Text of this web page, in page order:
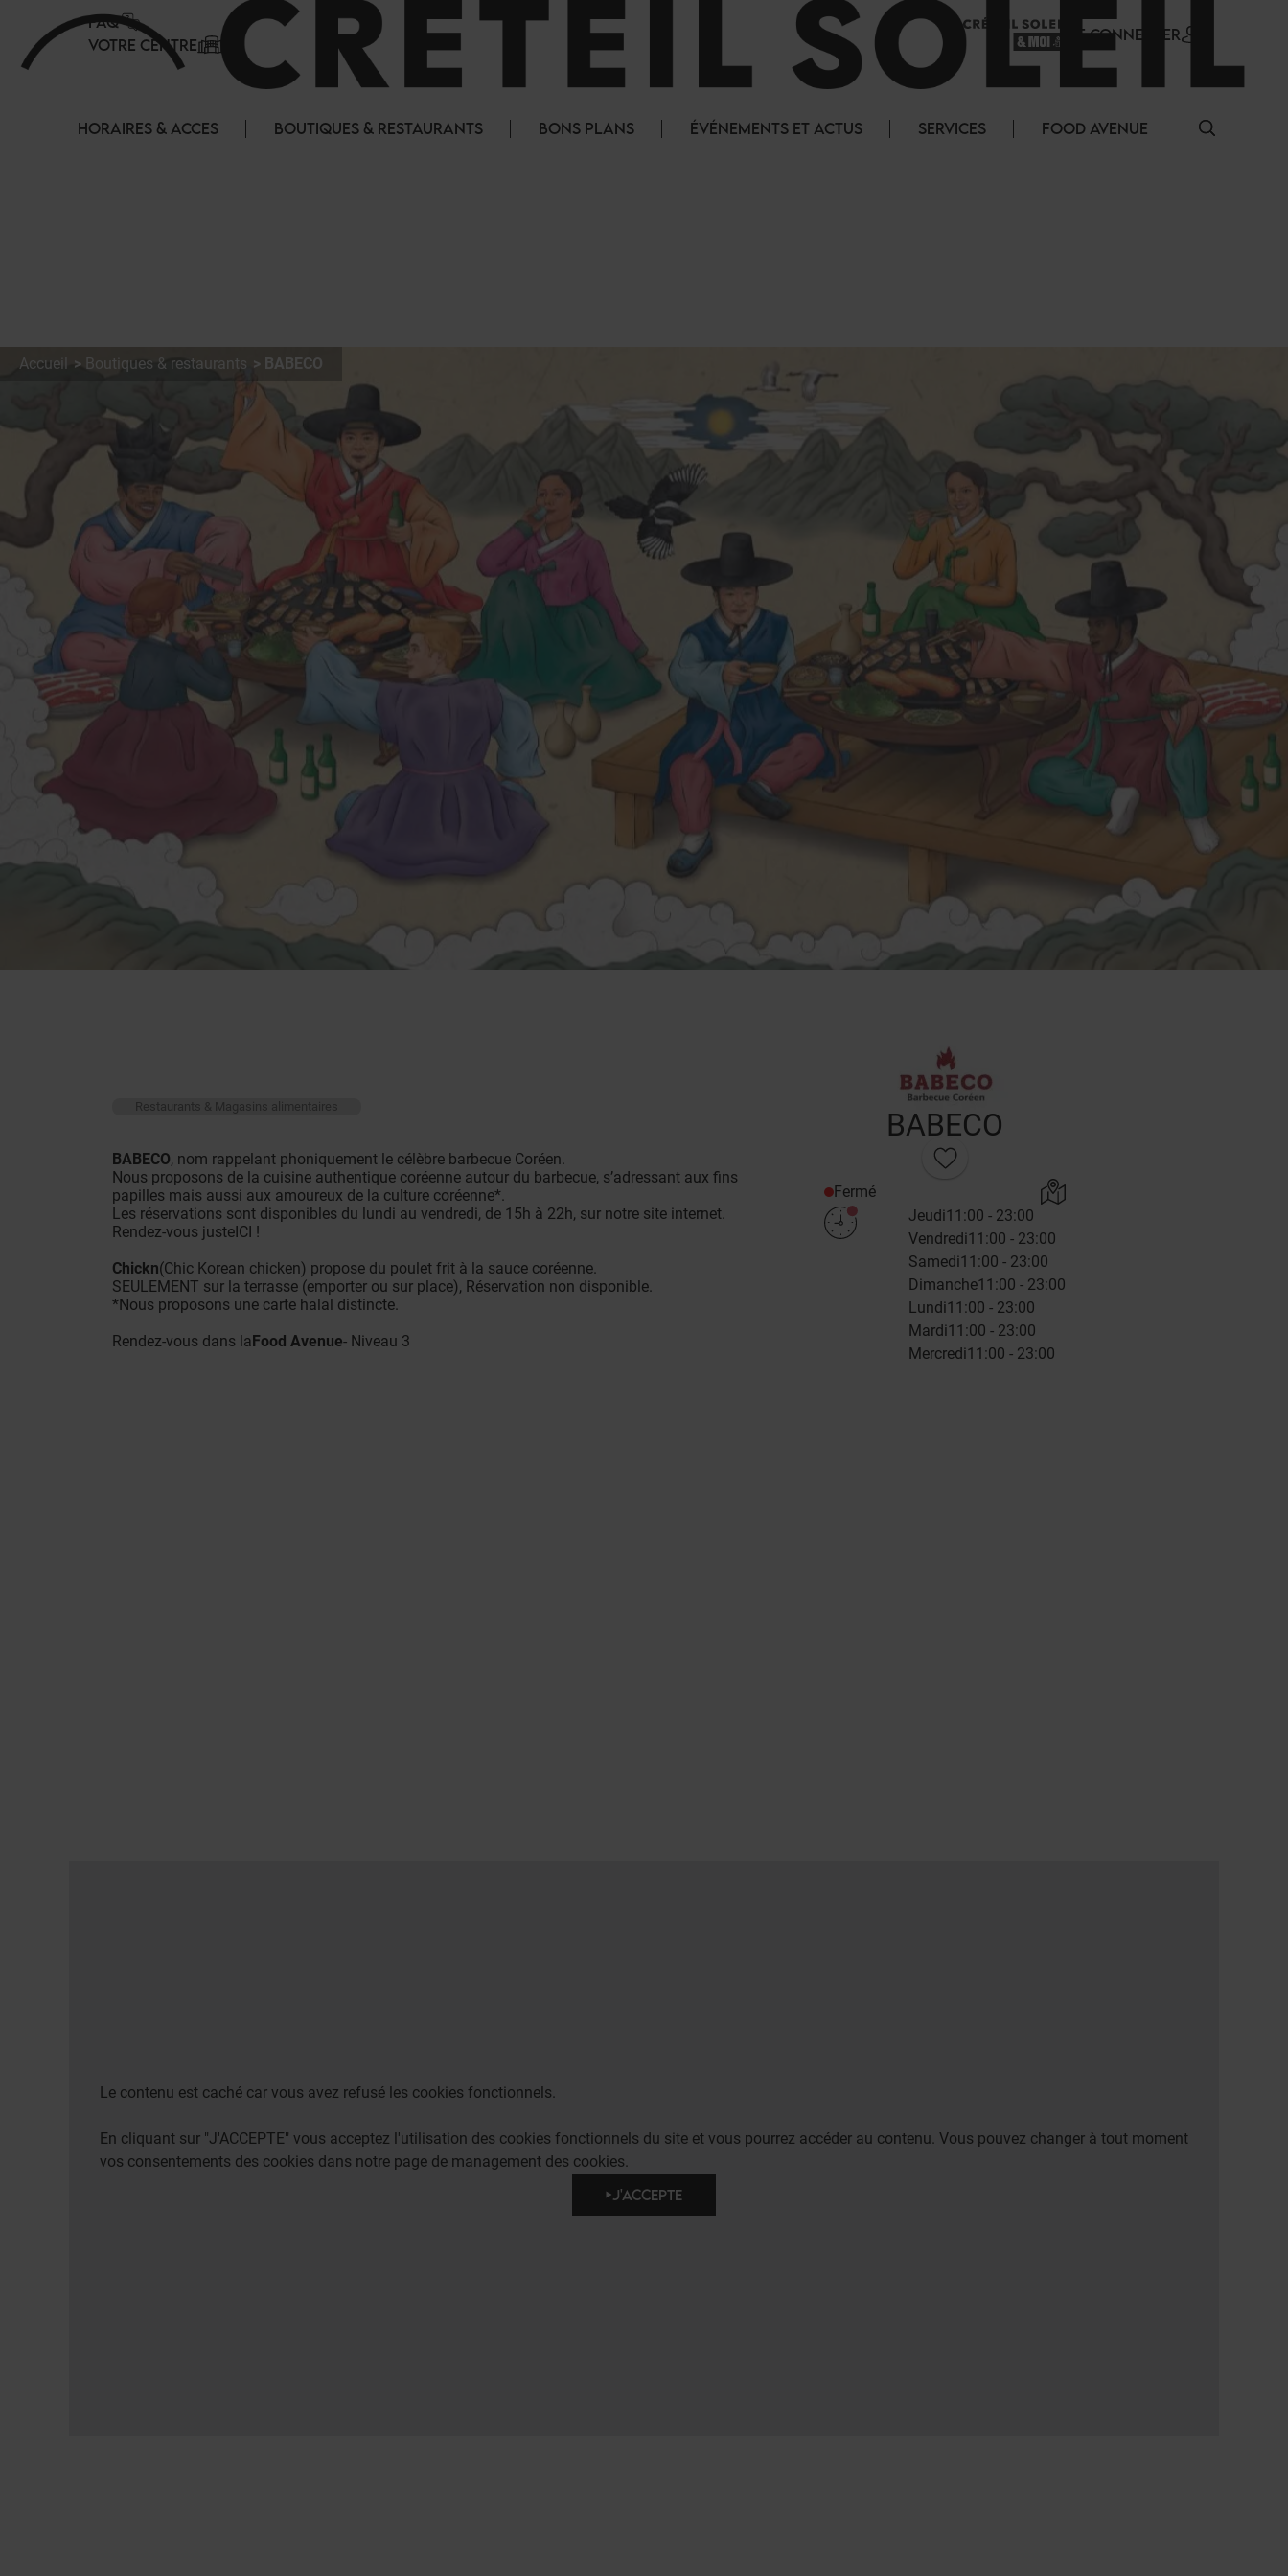
FAQ
VOTRE CENTRE
SE CONNECTER
HORAIRES & ACCES BOUTIQUES & RESTAURANTS BONS PLANS ÉVÉNEMENTS ET ACTUS SERVICES FOOD AVENUE
Accueil Boutiques & restaurants BABECO
BABECO
Fermé
Jeudi11:00 - 23:00
Vendredi11:00 - 23:00
Samedi11:00 - 23:00
Dimanche11:00 - 23:00
Lundi11:00 - 23:00
Mardi11:00 - 23:00
Mercredi11:00 - 23:00
Restaurants & Magasins alimentaires
BABECO, nom rappelant phoniquement le célèbre barbecue Coréen.
Nous proposons de la cuisine authentique coréenne autour du barbecue, s’adressant aux fins
papilles mais aussi aux amoureux de la culture coréenne*.
Les réservations sont disponibles du lundi au vendredi, de 15h à 22h, sur notre site internet.
Rendez-vous juste ICI !
Chickn(Chic Korean chicken) propose du poulet frit à la sauce coréenne.
SEULEMENT sur la terrasse (emporter ou sur place), Réservation non disponible.
*Nous proposons une carte halal distincte.
Rendez-vous dans la Food Avenue- Niveau 3
Le contenu est caché car vous avez refusé les cookies fonctionnels.
En cliquant sur "J'ACCEPTE" vous acceptez l'utilisation des cookies fonctionnels du site et vous pourrez accéder au contenu. Vous pouvez changer à tout moment
vos consentements des cookies dans notre page de management des cookies.
J'ACCEPTE
Panneau de gestion des cookies